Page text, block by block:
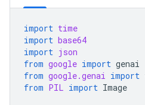
import time
import base64
import json
from google import genai
from google.genai import
from PIL import Image